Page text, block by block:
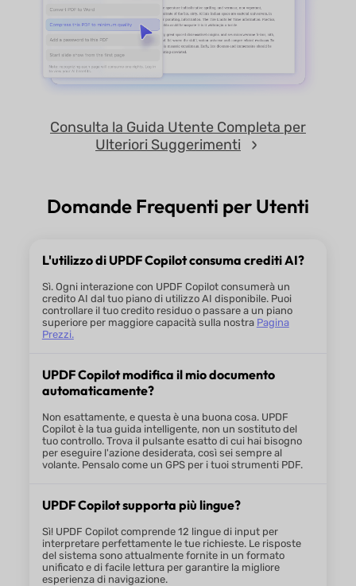
Apri UPDF Copilot
Apri il tuo PDF in UPDF e clicca sul pulsante
accanto all'opzione
casella di input e azioni suggerite per aiutarti a iniziare
Descrivi La Tua Richiesta
Digita semplicemente cosa stai cercando, come
tra i suggerimenti di attività preimpostati per descrivere
Passa Agli Strumenti e Inizia a Lavorare
Clicca suInvioper essere indirizzato al pannello di quello
Consulta la Guida Utente Completa per
Ulteriori Suggerimenti
Domande Frequenti per Utenti
L'utilizzo di UPDF Copilot consuma crediti AI?
Sì. Ogni interazione con UPDF Copilot consumerà un
credito AI dal tuo piano di utilizzo AI disponibile. Puoi
controllare il tuo credito residuo o passare a un piano
superiore per maggiore capacità sulla nostra Pagina
Prezzi.
UPDF Copilot modifica il mio documento
automaticamente?
Non esattamente, e questa è una buona cosa. UPDF
Copilot è la tua guida intelligente, non un sostituto del
tuo controllo. Trova il pulsante esatto di cui hai bisogno
per eseguire l'azione desiderata, così sei sempre al
volante. Pensalo come un GPS per i tuoi strumenti PDF.
UPDF Copilot supporta più lingue?
Sì! UPDF Copilot comprende 12 lingue di input per
interpretare perfettamente le tue richieste. Le risposte
del sistema sono attualmente fornite in un formato
unificato e di facile lettura per garantire la migliore
esperienza di navigazione.